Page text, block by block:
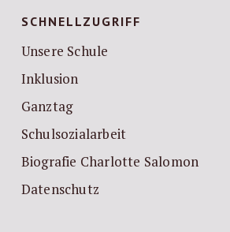
SCHNELLZUGRIFF
Unsere Schule
Inklusion
Ganztag
Schulsozialarbeit
Biografie Charlotte Salomon
Datenschutz